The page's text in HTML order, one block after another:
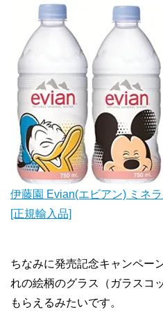
伊藤園 Evian(エビアン) ミネ
[正規輸入品]
ちなみに発売記念キャンペー
れの絵柄のグラス（ガラスコ
もらえるみたいです。